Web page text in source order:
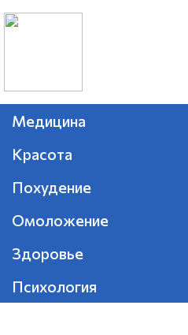
Медицина
Красота
Похудение
Омоложение
Здоровье
Психология